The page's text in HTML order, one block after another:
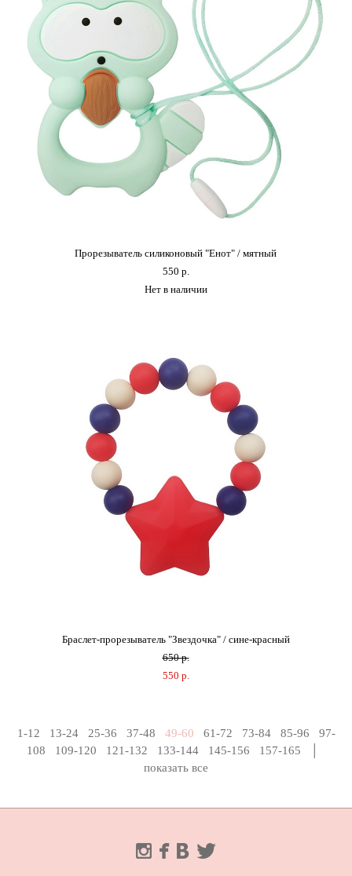
Прорезыватель силиконовый "Енот" / мятный
550 p.
Нет в наличии
Браслет-прорезыватель "Звездочка" / сине-красный
650 p.
550 p.
1-12 13-24 25-36 37-48 49-60 61-72 73-84 85-96
97-
108
109-120 121-132 133-144 145-156 157-165
показать все